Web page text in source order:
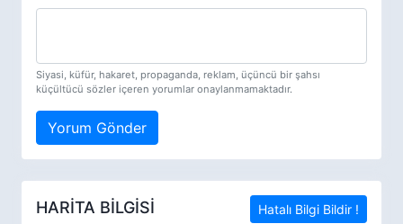
Siyasi, küfür, hakaret, propaganda, reklam, üçüncü bir şahsı
küçültücü sözler içeren yorumlar onaylanmamaktadır.
Yorum Gönder
HARİTA BİLGİSİ Hatalı Bilgi Bildir !